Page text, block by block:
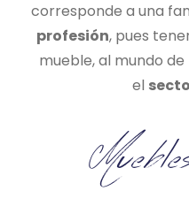
corresponde a una
profesión, pues
mueble, al mundo
el